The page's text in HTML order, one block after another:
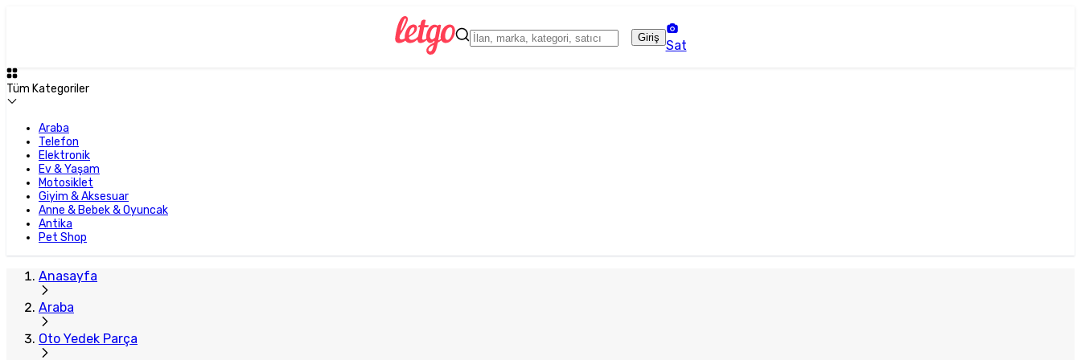
Giriş
Sat
Tüm Kategoriler
Araba
Telefon
Elektronik
Ev & Yaşam
Motosiklet
Giyim & Aksesuar
Anne & Bebek & Oyuncak
Antika
Pet Shop
Anasayfa
Araba
Oto Yedek Parça